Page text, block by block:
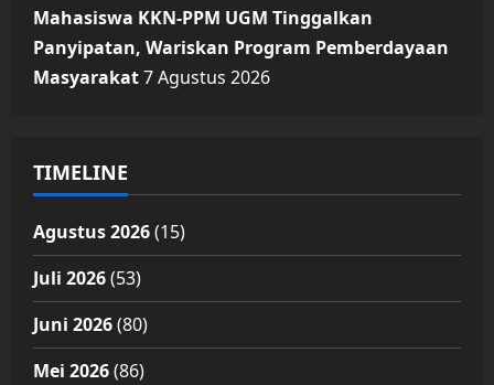
Mahasiswa KKN-PPM UGM Tinggalkan
Panyipatan, Wariskan Program Pemberdayaan
Masyarakat7 Agustus 2026
TIMELINE
Agustus 2026(15)
Juli 2026(53)
Juni 2026(80)
Mei 2026(86)